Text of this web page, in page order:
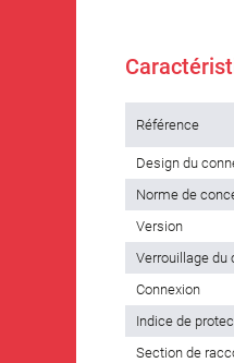
Référence
Design du
Norme de
Version
Verrouillage du
Connexion
Indice de
Section de